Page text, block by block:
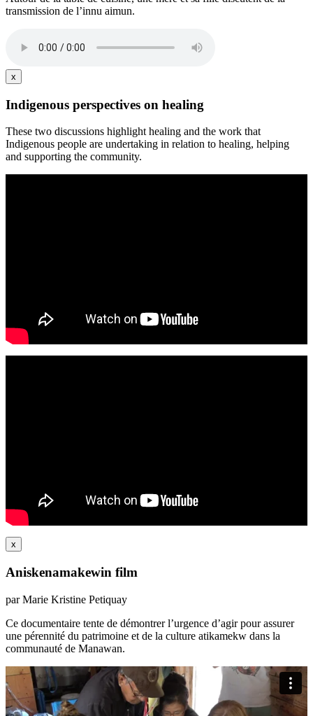
transmission de l’innu aimun.
x
Indigenous perspectives on healing
These two discussions highlight healing and the work that
Indigenous people are undertaking in relation to healing, helping
and supporting the community.
x
Aniskenamakewin film
par Marie Kristine Petiquay
Ce documentaire tente de démontrer l’urgence d’agir pour assurer
une pérennité du patrimoine et de la culture atikamekw dans la
communauté de Manawan.